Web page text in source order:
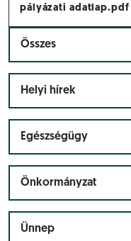
pályázati adatlap.pdf
Összes
Helyi hírek
Egészségügy
Önkormányzat
Ünnep